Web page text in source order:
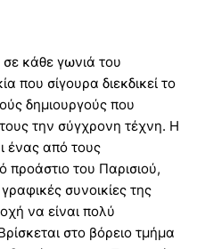
κάθε γωνιά του
που σίγουρα διεκδικεί το
δημιουργούς που
την σύγχρονη τέχνη. Η
ένας από τους
του Παρισιού,
συνοικίες της
να είναι πολύ
στο βόρειο τμήμα